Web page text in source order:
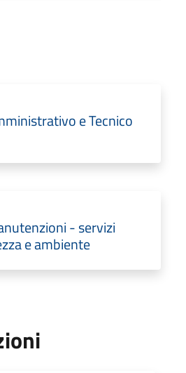
e Tecnico
- servizi
e ambiente